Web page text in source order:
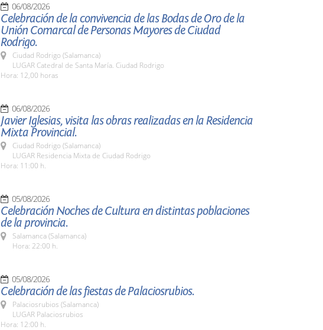
06/08/2026
Celebración de la convivencia de las Bodas de Oro de la
Unión Comarcal de Personas Mayores de Ciudad
Rodrigo.
Ciudad Rodrigo (Salamanca)
LUGAR Catedral de Santa María. Ciudad Rodrigo
Hora: 12,00 horas
06/08/2026
Javier Iglesias, visita las obras realizadas en la Residencia
Mixta Provincial.
Ciudad Rodrigo (Salamanca)
LUGAR Residencia Mixta de Ciudad Rodrigo
Hora: 11:00 h.
05/08/2026
Celebración Noches de Cultura en distintas poblaciones
de la provincia.
Salamanca (Salamanca)
Hora: 22:00 h.
05/08/2026
Celebración de las fiestas de Palaciosrubios.
Palaciosrubios (Salamanca)
LUGAR Palaciosrubios
Hora: 12:00 h.